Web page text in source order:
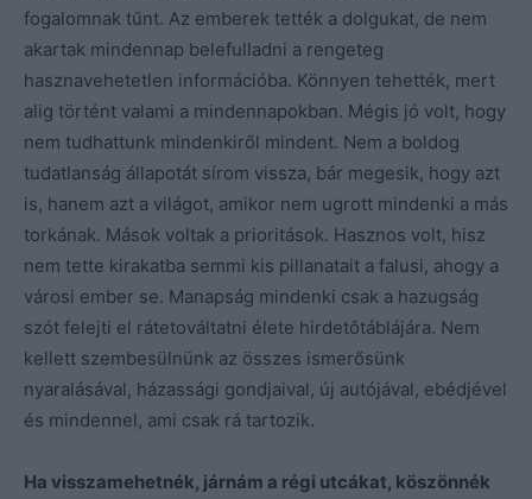
fogalomnak tűnt. Az emberek tették a dolgukat, de nem
akartak mindennap belefulladni a rengeteg
hasznavehetetlen információba. Könnyen tehették, mert
alig történt valami a mindennapokban. Mégis jó volt, hogy
nem tudhattunk mindenkiről mindent. Nem a boldog
tudatlanság állapotát sírom vissza, bár megesik, hogy azt
is, hanem azt a világot, amikor nem ugrott mindenki a más
torkának. Mások voltak a prioritások. Hasznos volt, hisz
nem tette kirakatba semmi kis pillanatait a falusi, ahogy a
városi ember se. Manapság mindenki csak a hazugság
szót felejti el rátetováltatni élete hirdetőtáblájára. Nem
kellett szembesülnünk az összes ismerősünk
nyaralásával, házassági gondjaival, új autójával, ebédjével
és mindennel, ami csak rá tartozik.
Ha visszamehetnék, járnám a régi utcákat, köszönnék